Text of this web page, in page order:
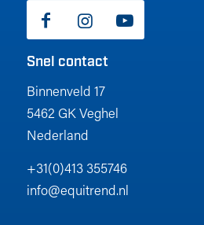
Snel contact
Binnenveld 17
5462 GK Veghel
Nederland
+31(0)413 355746
info@equitrend.nl